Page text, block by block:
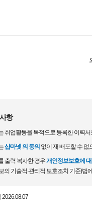
항
취업활동을 목적으로 등록한 이력서
샵마넷 의 동의 없이 재 배포할 수 없
출력 복사한 경우개인정보보호에
의 기술적·관리적 보호조치 기준)법
2026.08.07